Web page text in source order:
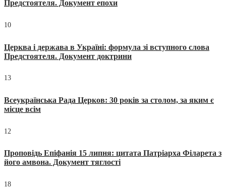
Предстоятеля. Документ епохи
10
Церква і держава в Україні: формула зі вступного слова
Предстоятеля. Документ доктрини
13
Всеукраїнська Рада Церков: 30 років за столом, за яким є
місце всім
12
Проповідь Епіфанія 15 липня: цитата Патріарха Філарета з
його амвона. Документ тяглості
18